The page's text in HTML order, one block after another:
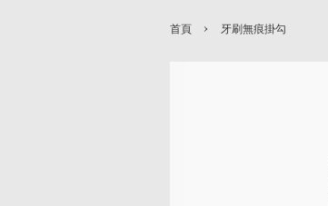
首頁 › 牙刷無痕掛勾